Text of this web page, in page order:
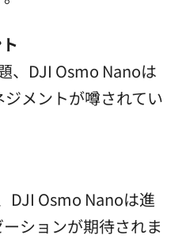
、DJI Osmo Nanoは
メントが噂されてい
DJI Osmo Nanoは進
ションが期待されま